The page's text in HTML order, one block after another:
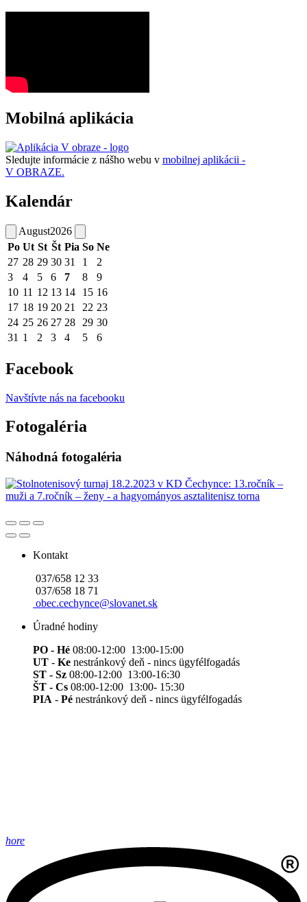
Mobilná aplikácia
Sledujte informácie z nášho webu v mobilnej aplikácii -
V OBRAZE.
Kalendár
August2026
Po Ut St Št Pia So Ne
27 28 29 30 31 1
2
3
4 5 6 7 8
9
10 11 12 13 14 15 16
17 18 19 20 21 22 23
24 25 26 27 28 29 30
31 1 2 3 4 5 6
Facebook
Navštívte nás na facebooku
Fotogaléria
Náhodná fotogaléria
Kontakt
037/658 12 33
037/658 18 71
obec.cechynce@slovanet.sk
Úradné hodiny
PO - Hé 08:00-12:00 13:00-15:00
UT - Ke nestránkový deň - nincs ügyfélfogadás
ST - Sz 08:00-12:00 13:00-16:30
ŠT - Cs 08:00-12:00 13:00- 15:30
PIA - Pé nestránkový deň - nincs ügyfélfogadás
hore